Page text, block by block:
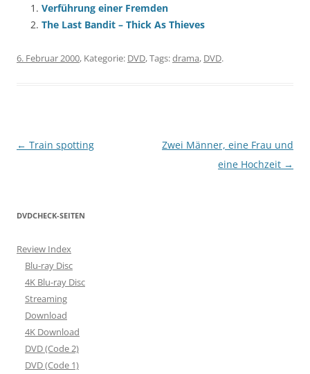
Verführung einer Fremden
The Last Bandit – Thick As Thieves
6. Februar 2000, Kategorie: DVD, Tags:drama, DVD.
Beitragsnavigation
← Train spotting
Zwei Männer, eine Frau und
eine Hochzeit →
DVDCHECK-SEITEN
Review Index
Blu-ray Disc
4K Blu-ray Disc
Streaming
Download
4K Download
DVD (Code 2)
DVD (Code 1)